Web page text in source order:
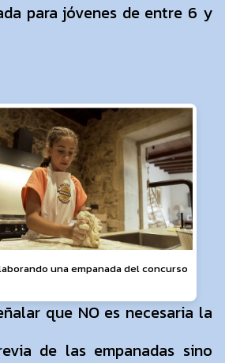
para jóvenes de entre 6 y
una empanada del concurso
que NO es necesaria la
de las empanadas sino